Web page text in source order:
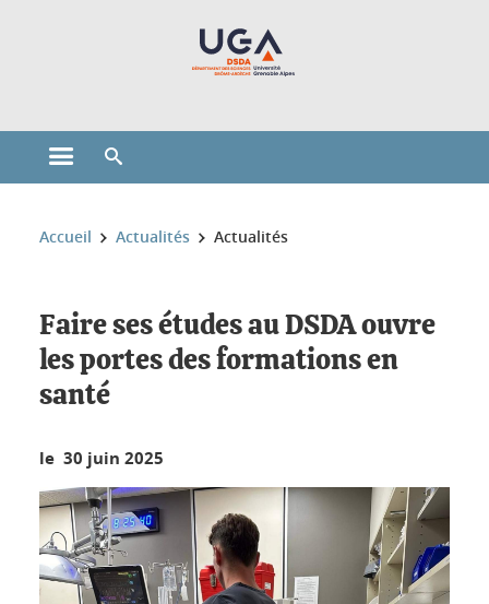
Ouvrir le menu principal
Vous êtes ici :
Accueil Actualités Actualités
Faire ses études au DSDA ouvre
les portes des formations en
santé
le 30 juin 2025